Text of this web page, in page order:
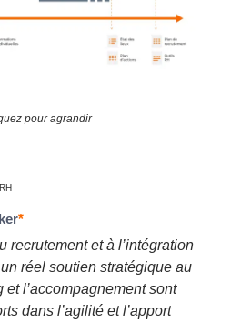
pour agrandir
*
recrutement et à l’intégration
réel soutien stratégique au
l’accompagnement sont
dans l’agilité et l’apport